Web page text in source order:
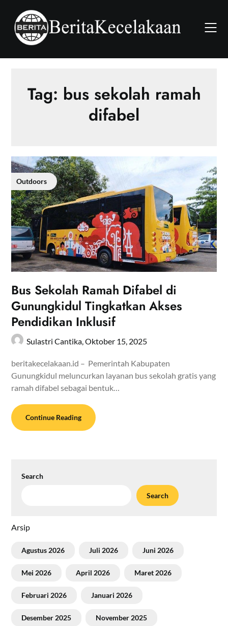
content
Tag: bus sekolah ramah
difabel
Outdoors
Bus Sekolah Ramah Difabel di
Gunungkidul Tingkatkan Akses
Pendidikan Inklusif
Sulastri Cantika,Oktober 15, 2025
beritakecelakaan.id – Pemerintah Kabupaten
Gunungkidul meluncurkan layanan bus sekolah gratis yang
ramah difabel sebagai bentuk…
Continue Reading
Search
Search
Arsip
Agustus 2026 Juli 2026 Juni 2026
Mei 2026 April 2026 Maret 2026
Februari 2026 Januari 2026
Desember 2025 November 2025